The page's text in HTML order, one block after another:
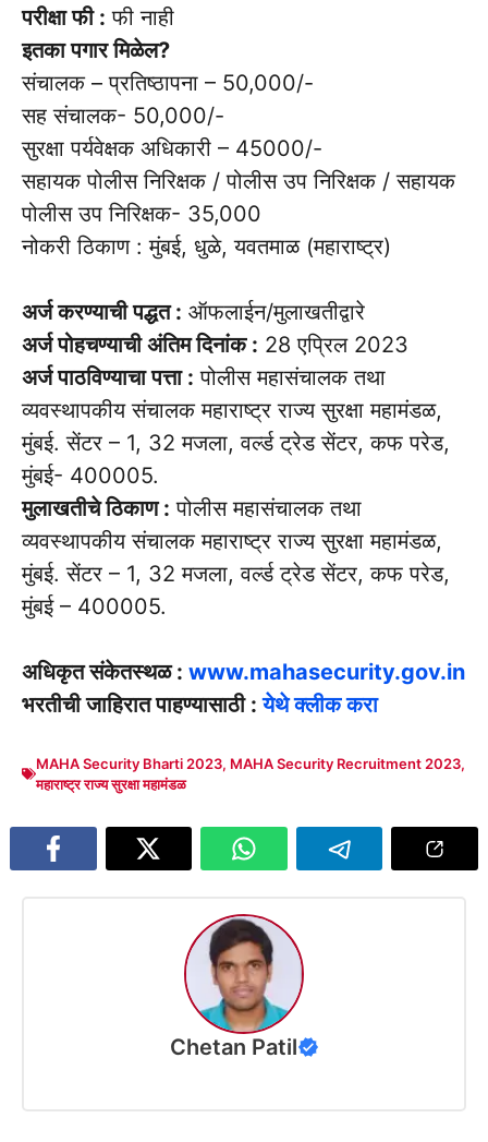
परीक्षा फी : फी नाही
इतका पगार मिळेल?
संचालक – प्रतिष्ठापना – 50,000/-
सह संचालक- 50,000/-
सुरक्षा पर्यवेक्षक अधिकारी – 45000/-
सहायक पोलीस निरिक्षक / पोलीस उप निरिक्षक / सहायक
पोलीस उप निरिक्षक- 35,000
नोकरी ठिकाण : मुंबई, धुळे, यवतमाळ (महाराष्ट्र)
अर्ज करण्याची पद्धत : ऑफलाईन/मुलाखतीद्वारे
अर्ज पोहचण्याची अंतिम दिनांक : 28 एप्रिल 2023
अर्ज पाठविण्याचा पत्ता : पोलीस महासंचालक तथा
व्यवस्थापकीय संचालक महाराष्ट्र राज्य सुरक्षा महामंडळ,
मुंबई. सेंटर – 1, 32 मजला, वर्ल्ड ट्रेड सेंटर, कफ परेड,
मुंबई- 400005.
मुलाखतीचे ठिकाण : पोलीस महासंचालक तथा
व्यवस्थापकीय संचालक महाराष्ट्र राज्य सुरक्षा महामंडळ,
मुंबई. सेंटर – 1, 32 मजला, वर्ल्ड ट्रेड सेंटर, कफ परेड,
मुंबई – 400005.
अधिकृत संकेतस्थळ : www.mahasecurity.gov.in
भरतीची जाहिरात पाहण्यासाठी :येथे क्लीक करा
MAHA Security Bharti 2023, MAHA Security Recruitment 2023,
महाराष्ट्र राज्य सुरक्षा महामंडळ
Chetan Patil